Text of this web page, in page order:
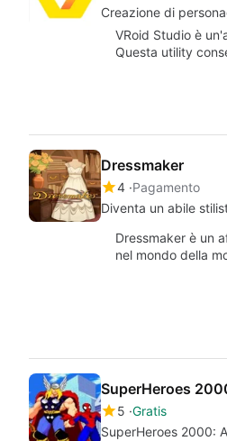
Creazione di
VRoid Studio è
Questa utility
Dressmaker
4 Pagamento
Diventa un abile
Dressmaker è un
nel mondo della
SuperHeroes
5 Gratis
SuperHeroes 2000: